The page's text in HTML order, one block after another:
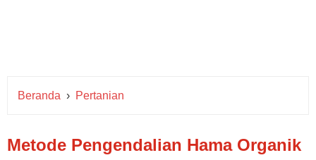
Beranda › Pertanian
Metode Pengendalian Hama Organik